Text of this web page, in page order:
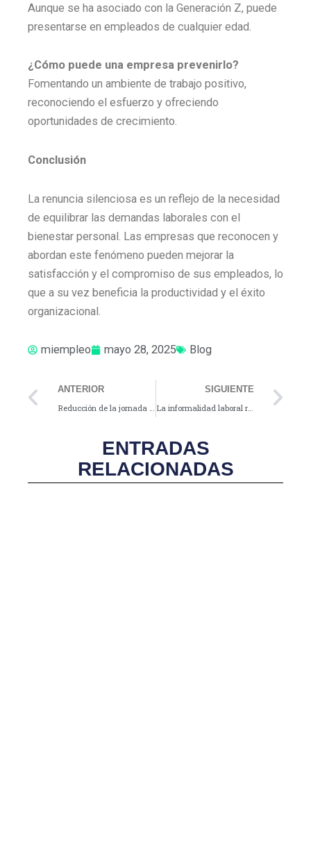
Aunque se ha asociado con la Generación Z, puede
presentarse en empleados de cualquier edad.
¿Cómo puede una empresa prevenirlo?
Fomentando un ambiente de trabajo positivo,
reconociendo el esfuerzo y ofreciendo
oportunidades de crecimiento.
Conclusión
La renuncia silenciosa es un reflejo de la necesidad
de equilibrar las demandas laborales con el
bienestar personal. Las empresas que reconocen y
abordan este fenómeno pueden mejorar la
satisfacción y el compromiso de sus empleados, lo
que a su vez beneficia la productividad y el éxito
organizacional.
miempleo mayo 28, 2025 Blog
Prev
ANTERIOR
Reducción de la jornada laboral: ¿cómo impactará trabajar 44 horas semanales desde julio?
SIGUIENTE
La informalidad laboral repunta en Colombia: más del 57% trabaja sin contrato
ENTRADAS
RELACIONADAS